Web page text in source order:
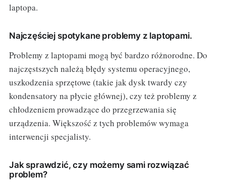
laptopa.
Najczęściej spotykane problemy z laptopami.
Problemy z laptopami mogą być bardzo różnorodne. Do
najczęstszych należą błędy systemu operacyjnego,
uszkodzenia sprzętowe (takie jak dysk twardy czy
kondensatory na płycie głównej), czy też problemy z
chłodzeniem prowadzące do przegrzewania się
urządzenia. Większość z tych problemów wymaga
interwencji specjalisty.
Jak sprawdzić, czy możemy sami rozwiązać
problem?